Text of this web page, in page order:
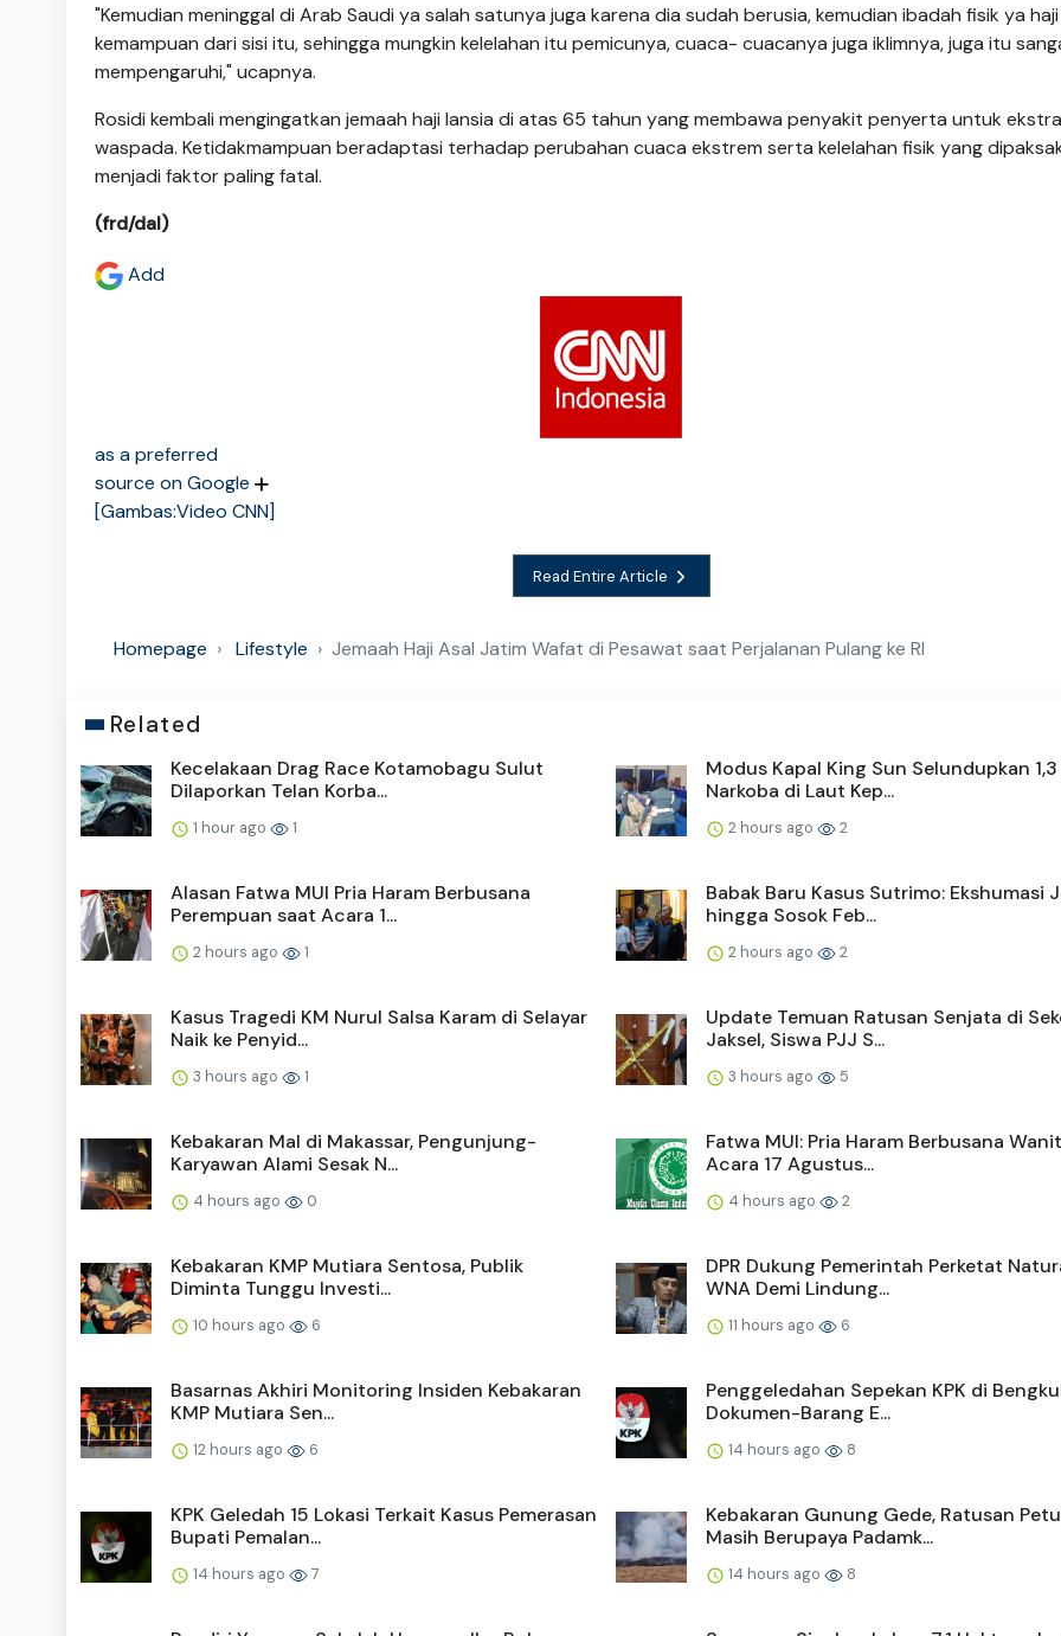
"Kemudian meninggal di Arab Saudi ya salah satunya juga karena dia sudah berusia, kemudian ibadah fisik ya haji
kemampuan dari sisi itu, sehingga mungkin kelelahan itu pemicunya, cuaca- cuacanya juga iklimnya, juga itu
mempengaruhi," ucapnya.
Rosidi kembali mengingatkan jemaah haji lansia di atas 65 tahun yang membawa penyakit penyerta untuk ekstra
waspada. Ketidakmampuan beradaptasi terhadap perubahan cuaca ekstrem serta kelelahan fisik yang
menjadi faktor paling fatal.
(frd/dal)
Add
as a preferred
source on Google
[Gambas:Video CNN]
Read Entire Article
Homepage Lifestyle Jemaah Haji Asal Jatim Wafat di Pesawat saat Perjalanan Pulang ke RI
Related
Kecelakaan Drag Race Kotamobagu Sulut
Dilaporkan Telan Korba...
1 hour ago 1
Modus Kapal King Sun Selundupkan
Narkoba di Laut Kep...
2 hours ago 2
Alasan Fatwa MUI Pria Haram Berbusana
Perempuan saat Acara 1...
2 hours ago 1
Babak Baru Kasus Sutrimo: Ekshumasi
hingga Sosok Feb...
2 hours ago 2
Kasus Tragedi KM Nurul Salsa Karam di Selayar
Naik ke Penyid...
3 hours ago 1
Update Temuan Ratusan Senjata di
Jaksel, Siswa PJJ S...
3 hours ago 5
Kebakaran Mal di Makassar, Pengunjung-
Karyawan Alami Sesak N...
4 hours ago 0
Fatwa MUI: Pria Haram Berbusana
Acara 17 Agustus...
4 hours ago 2
Kebakaran KMP Mutiara Sentosa, Publik
Diminta Tunggu Investi...
10 hours ago 6
DPR Dukung Pemerintah Perketat
WNA Demi Lindung...
11 hours ago 6
Basarnas Akhiri Monitoring Insiden Kebakaran
KMP Mutiara Sen...
12 hours ago 6
Penggeledahan Sepekan KPK di
Dokumen-Barang E...
14 hours ago 8
KPK Geledah 15 Lokasi Terkait Kasus Pemerasan
Bupati Pemalan...
14 hours ago 7
Kebakaran Gunung Gede, Ratusan
Masih Berupaya Padamk...
14 hours ago 8